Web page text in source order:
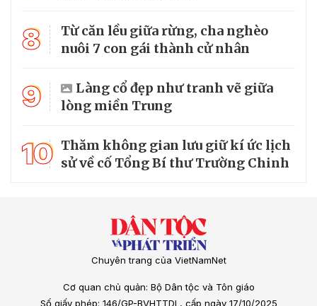
8
Từ căn lều giữa rừng, cha nghèo
nuôi 7 con gái thành cử nhân
9
Làng cổ đẹp như tranh vẽ giữa
lòng miền Trung
10 Thăm không gian lưu giữ kí ức lịch
sử về cố Tổng Bí thư Trường Chinh
Chuyên trang của VietNamNet
Cơ quan chủ quản: Bộ Dân tộc và Tôn giáo
Số giấy phép: 146/GP-BVHTTDL, cấp ngày 17/10/2025